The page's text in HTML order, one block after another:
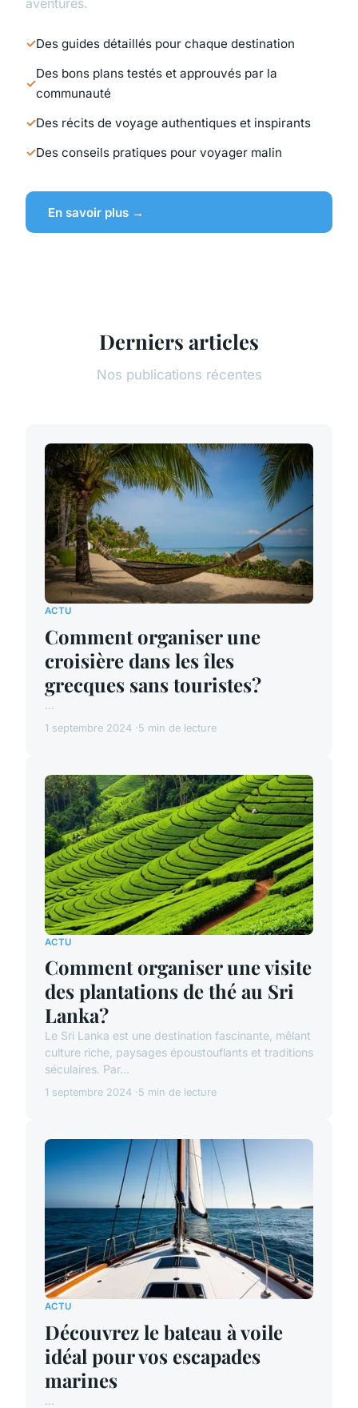
aventures.
Des guides détaillés pour chaque destination
Des bons plans testés et approuvés par la
communauté
Des récits de voyage authentiques et inspirants
Des conseils pratiques pour voyager malin
En savoir plus →
Derniers articles
Nos publications récentes
ACTU
Comment organiser une
croisière dans les îles
grecques sans touristes?
...
1 septembre 2024 5 min de lecture
ACTU
Comment organiser une visite
des plantations de thé au Sri
Lanka?
Le Sri Lanka est une destination fascinante, mêlant
culture riche, paysages époustouflants et traditions
séculaires. Par...
1 septembre 2024 5 min de lecture
ACTU
Découvrez le bateau à voile
idéal pour vos escapades
marines
...